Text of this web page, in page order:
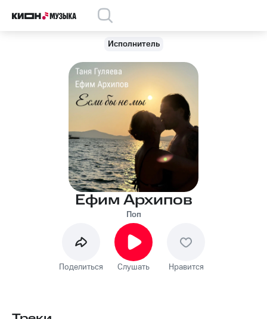
Исполнитель
Ефим Архипов
Поп
Поделиться Слушать Нравится